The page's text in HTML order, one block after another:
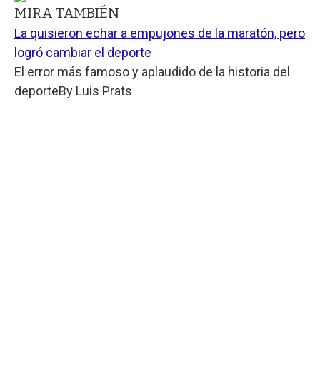
MIRA TAMBIÉN
La quisieron echar a empujones de la maratón, pero
logró cambiar el deporte
El error más famoso y aplaudido de la historia del
deporteBy Luis Prats